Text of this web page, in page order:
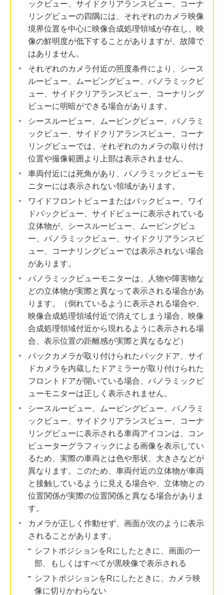
ックビュー、サイドクリアランスビュー、コーナ
リングビューの四隅には、それぞれのカメラ映像
境界位置を中心に映像合成処理領域が存在し、映
像の鮮明度が低下することがありますが、故障で
はありません。
それぞれのカメラ付近の照度条件により、シース
ルービュー、ムービングビュー、パノラミックビ
ュー、サイドクリアランスビュー、コーナリング
ビューに明暗ができる場合があります。
シースルービュー、ムービングビュー、パノラミ
ックビュー、サイドクリアランスビュー、コーナ
リングビューでは、それぞれのカメラの取り付け
位置や撮像範囲より上部は表示されません。
車両付近には死角があり、パノラミックビューモ
ニターには表示されない領域があります。
ワイドフロントビューまたはバックビュー、ワイ
ドバックビュー、サイドビューに表示されている
立体物が、シースルービュー、ムービングビュ
ー、パノラミックビュー、サイドクリアランスビ
ュー、コーナリングビューでは表示されない場合
があります。
パノラミックビューモニターは、人物や障害物な
どの立体物が実際と異なって表示される場合があ
ります。（倒れているように表示される場合や、
映像合成処理領域付近で消えてしまう場合、映像
合成処理領域付近から現れるように表示される場
合、表示位置の距離感が実際と異なるなど）
バックカメラが取り付けられたバックドア、サイ
ドカメラを内蔵したドアミラーが取り付けられた
フロントドアが開いている場合、パノラミックビ
ューモニターは正しく表示されません。
シースルービュー、ムービングビュー、パノラミ
ックビュー、サイドクリアランスビュー、コーナ
リングビューに表示される車両アイコンは、コン
ピューターグラフィックによる画像を表示してい
るため、実際の車両とは色や形状、大きさなどが
異なります。このため、車両付近の立体物が車両
と接触しているように見える場合や、立体物との
位置関係が実際の位置関係と異なる場合がありま
す。
カメラが正しく作動せず、画面が次のように表示
されることがあります。
シフトポジションをRにしたときに、画面の一
部、もしくはすべてが黒映像で表示される
シフトポジションをRにしたときに、カメラ映
像に切りかわらない